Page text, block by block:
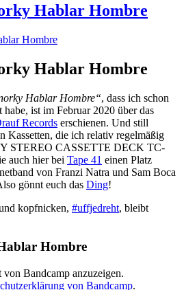
Hablar Hombre
Hablar Hombre
Hablar Hombre“, dass ich schon
habe, ist im Februar 2020 über das
Records erschienen. Und still
Kassetten, die ich relativ regelmäßig
STEREO CASSETTE DECK TC-
auch hier bei Tape 41 einen Platz
von Franzi Natra und Sam Boca
gönnt euch das Ding!
kopfnicken, #uffjedreht, bleibt
Hombre
Bandcamp anzuzeigen.
von Bandcamp.